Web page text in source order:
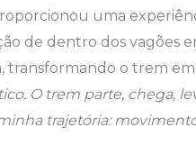
uma
de dentro dos vagões
transformando o trem em
O trem parte, chega,
trajetória: